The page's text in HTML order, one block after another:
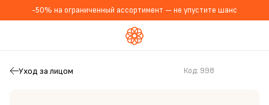
-50% на ограниченный ассортимент — не упустите шанс
Уход за лицом Код: 998